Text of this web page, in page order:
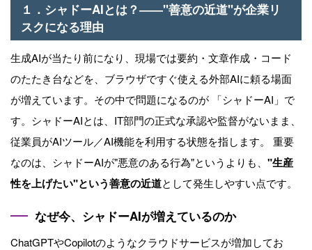
１．シャドーAIとは？――"善意の近道"が企業リ
スクになる理由
生成AIが当たり前になり、現場では要約・文章作成・コード
のたたき台などを、ブラウザですぐ使える外部AIに頼る場面
が増えています。その中で問題になるのが 「シャドーAI」で
す。シャドーAIとは、IT部門の正式な承認や監督がないまま、
従業員がAIツール／AI機能を利用する状態を指します。 重要
なのは、シャドーAIが"悪意のある行為"というよりも、 "生産
性を上げたい"という善意の近道として発生しやすい点です。
なぜ今、シャドーAIが増えているのか
ChatGPTやCopilotのようなクラウドサービスが増加してお